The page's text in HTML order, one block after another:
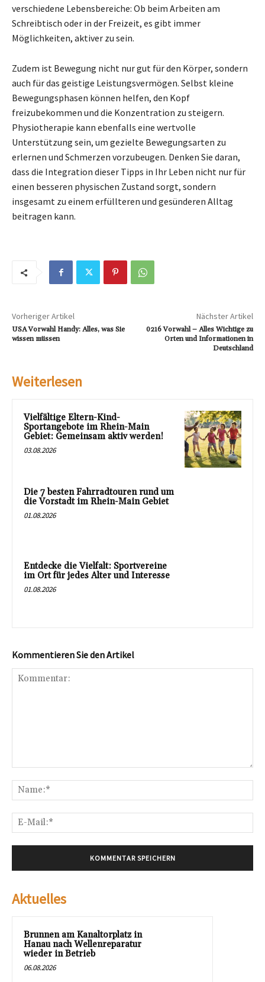
verschiedene Lebensbereiche: Ob beim Arbeiten am
Schreibtisch oder in der Freizeit, es gibt immer
Möglichkeiten, aktiver zu sein.
Zudem ist Bewegung nicht nur gut für den Körper, sondern
auch für das geistige Leistungsvermögen. Selbst kleine
Bewegungsphasen können helfen, den Kopf
freizubekommen und die Konzentration zu steigern.
Physiotherapie kann ebenfalls eine wertvolle
Unterstützung sein, um gezielte Bewegungsarten zu
erlernen und Schmerzen vorzubeugen. Denken Sie daran,
dass die Integration dieser Tipps in Ihr Leben nicht nur für
einen besseren physischen Zustand sorgt, sondern
insgesamt zu einem erfüllteren und gesünderen Alltag
beitragen kann.
Vorheriger Artikel
USA Vorwahl Handy: Alles, was Sie
wissen müssen
Nächster Artikel
0216 Vorwahl – Alles Wichtige zu
Orten und Informationen in
Deutschland
Weiterlesen
Vielfältige Eltern-Kind-
Sportangebote im Rhein-Main
Gebiet: Gemeinsam aktiv werden!
03.08.2026
Die 7 besten Fahrradtouren rund um
die Vorstadt im Rhein-Main Gebiet
01.08.2026
Entdecke die Vielfalt: Sportvereine
im Ort für jedes Alter und Interesse
01.08.2026
Kommentieren Sie den Artikel
Aktuelles
Brunnen am Kanaltorplatz in
Hanau nach Wellenreparatur
wieder in Betrieb
06.08.2026